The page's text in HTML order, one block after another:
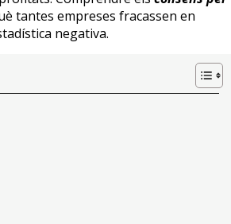
tantes empreses fracassen en
negativa.